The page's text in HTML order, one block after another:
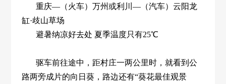
重庆—（火车）万州或利川—（汽车）云阳龙
缸·歧山草场
避暑纳凉好去处 夏季温度只有25℃
驱车前往途中，距村庄一两公里时，就看到公
路两旁成片的向日葵，路边还有“葵花最佳观景